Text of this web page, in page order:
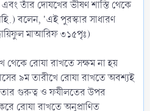
তাঁর দোযখের ভীষণ শাস্তি থেকে
বলেন, 'এই পুরস্কার সাধারণ
মাআরিফ ৩১৫পৃঃ)
থেকে রোযা রাখতে সক্ষম না হয়
৯ম তারীখে রোযা রাখতে অবশ্যই
তার গুরুত্ব ও ফযীলতের উপর
রোযা রাখতে অনুপ্রাণিত